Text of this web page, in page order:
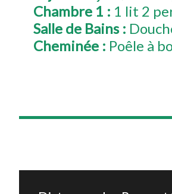
Chambre 1 : 1 lit 2
Salle de Bains :
Cheminée : Poêle à